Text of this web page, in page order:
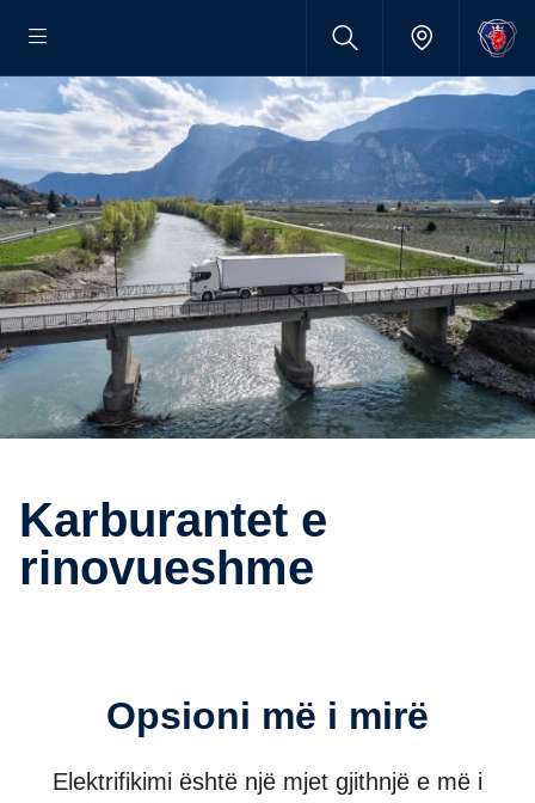
Karburantet e
rinovueshme
Opsioni më i mirë
Elektrifikimi është një mjet gjithnjë e më i